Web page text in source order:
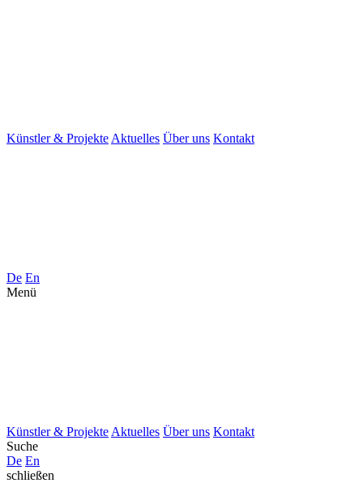
Künstler & Projekte Aktuelles Über uns Kontakt
De En
Menü
Künstler & Projekte Aktuelles Über uns Kontakt
Suche
De En
schließen